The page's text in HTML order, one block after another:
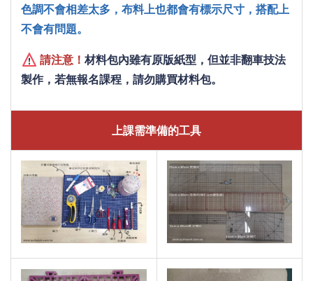
色調不會相差太多，布料上也都會有標示尺寸，搭配上
不會有問題。
請注意！材料包內雖有原版紙型，但並非翻車技法
製作，若無報名課程，請勿購買材料包。
上課需準備的工具